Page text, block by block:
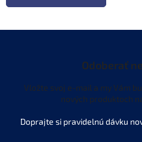
Odoberať
Vložte svoj e-mail a my Vám
nových produktoch